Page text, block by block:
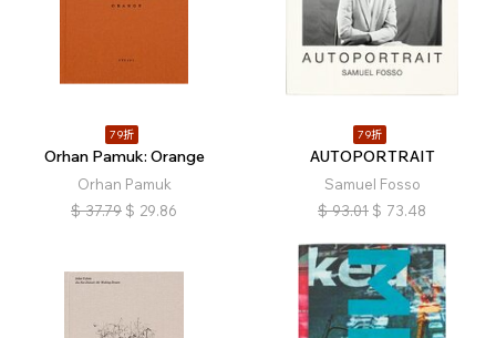
79折
Orhan Pamuk: Orange
Orhan Pamuk
$ 37.79 $ 29.86
79折
AUTOPORTRAIT
Samuel Fosso
$ 93.01 $ 73.48